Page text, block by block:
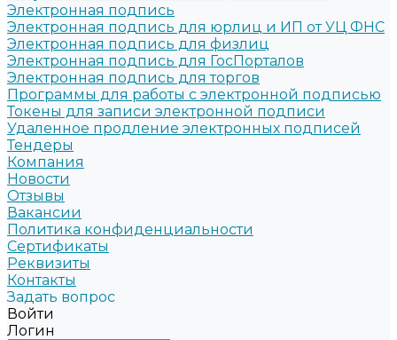
Электронная подпись
Электронная подпись для юрлиц и ИП от УЦ ФНС
Электронная подпись для физлиц
Электронная подпись для ГосПорталов
Электронная подпись для торгов
Программы для работы с электронной подписью
Токены для записи электронной подписи
Удаленное продление электронных подписей
Тендеры
Компания
Новости
Отзывы
Вакансии
Политика конфиденциальности
Сертификаты
Реквизиты
Контакты
Задать вопрос
Войти
Логин